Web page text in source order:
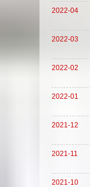
2022-04
2022-03
2022-02
2022-01
2021-12
2021-11
2021-10